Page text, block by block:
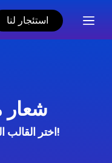
استئجار لنا
شعار
اختر القالب الذي يناسبك بشكل أفضل!